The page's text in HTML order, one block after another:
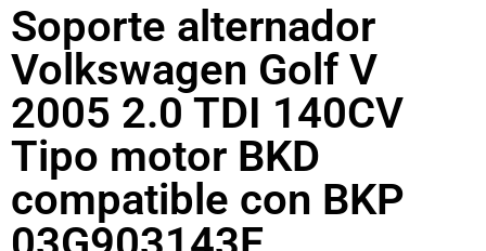
Soporte alternador
Volkswagen Golf V
2005 2.0 TDI 140CV
Tipo motor BKD
compatible con BKP